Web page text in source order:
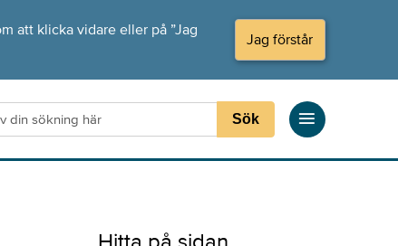
att klicka vidare eller på ”Jag
Jag förstår
Sök